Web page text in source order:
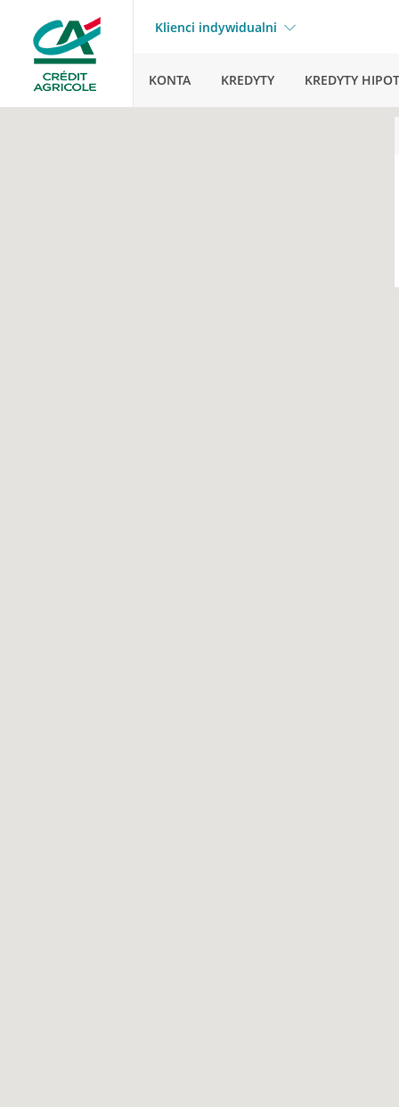
Klienci indywidualni
KONTA KREDYTY KREDYTY